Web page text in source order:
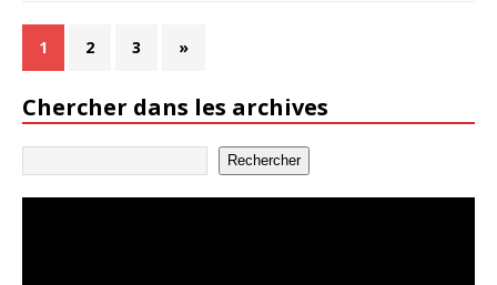
1 2 3 »
Chercher dans les archives
Rechercher